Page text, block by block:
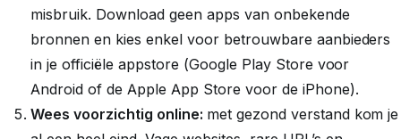
misbruik. Download geen apps van onbekende
bronnen en kies enkel voor betrouwbare aanbieders
in je officiële appstore (Google Play Store voor
Android of de Apple App Store voor de iPhone).
Wees voorzichtig online: met gezond verstand kom je